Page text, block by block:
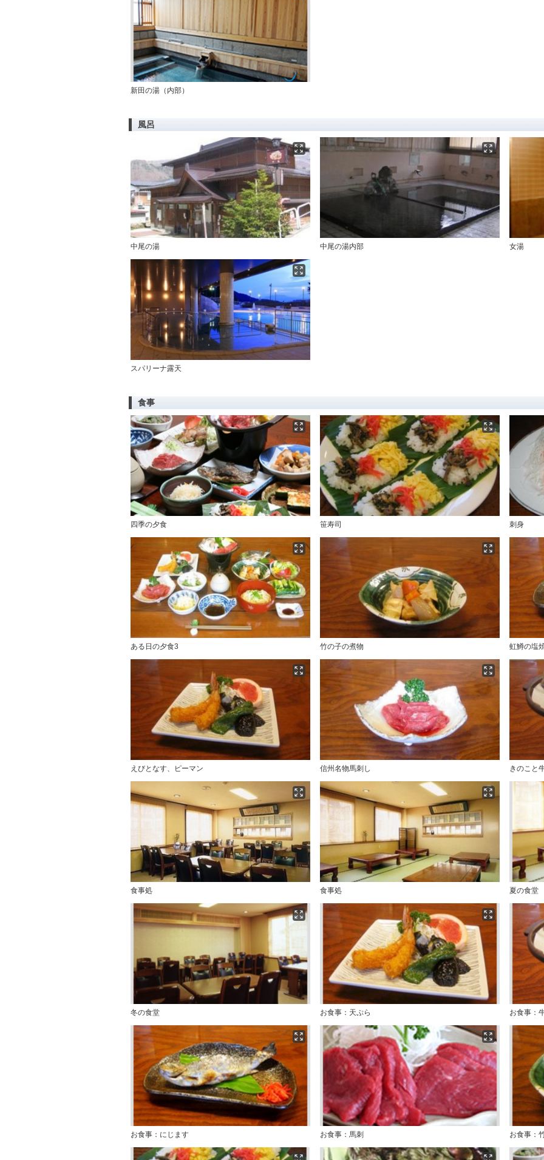
新田の湯（内部）
風呂
中尾の湯 中尾の湯内部 女湯
スパリーナ露天
食事
四季の夕食 笹寿司 刺身
ある日の夕食3 竹の子の煮物 虹鱒の塩
えびとなす、ピーマン 信州名物馬刺し きのこと
食事処 食事処 夏の食堂
冬の食堂 お食事：天ぷら お食事：
お食事：にじます お食事：馬刺 お食事：